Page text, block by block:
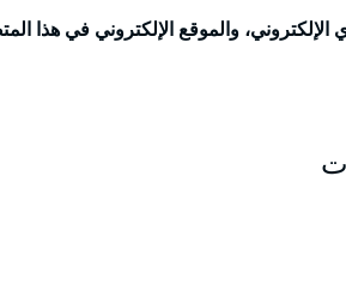
والموقع الإلكتروني في هذا